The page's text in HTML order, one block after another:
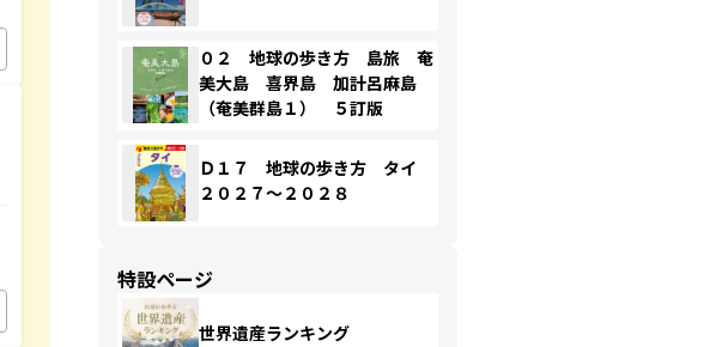
０２ 地球の歩き方 島旅 奄
美大島 喜界島 加計呂麻島
（奄美群島１） ５訂版
Ｄ１７ 地球の歩き方 タイ
２０２７～２０２８
特設ページ
世界遺産ランキング